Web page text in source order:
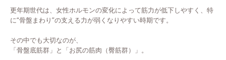
更年期世代は、女性ホルモンの変化によって筋力が低下しやすく、特
に“骨盤まわり”の支える力が弱くなりやすい時期です。
その中でも大切なのが、
「骨盤底筋群」と「お尻の筋肉（臀筋群）」。